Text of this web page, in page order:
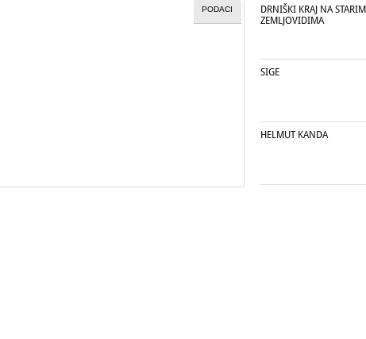
PODACI
DRNIŠKI KRAJ NA STARIM
ZEMLJOVIDIMA
SIGE
HELMUT KANDA